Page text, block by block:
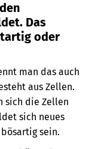
Das
oder
man das auch
aus Zellen.
sich die Zellen
sich neues
sein.